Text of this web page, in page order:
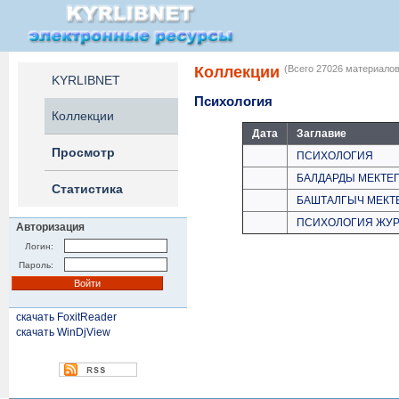
KYRLIBNET
Коллекции
Просмотр
Статистика
Авторизация
Логин:
Пароль:
скачать FoxitReader
скачать WinDjView
Коллекции (Всего 27026
Психология
Дата
Заглавие
ПСИХОЛОГИЯ
БАЛДАРДЫ
БАШТАЛГЫЧ
ПСИХОЛОГИЯ